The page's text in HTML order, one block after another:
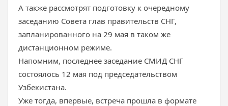
А также рассмотрят подготовку к очередному
заседанию Совета глав правительств СНГ,
запланированного на 29 мая в таком же
дистанционном режиме.
Напомним, последнее заседание СМИД СНГ
состоялось 12 мая под председательством
Узбекистана.
Уже тогда, впервые, встреча прошла в формате